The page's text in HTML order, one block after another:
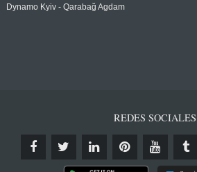
Dynamo Kyiv - Qarabağ Agdam
REDES SOCIALES